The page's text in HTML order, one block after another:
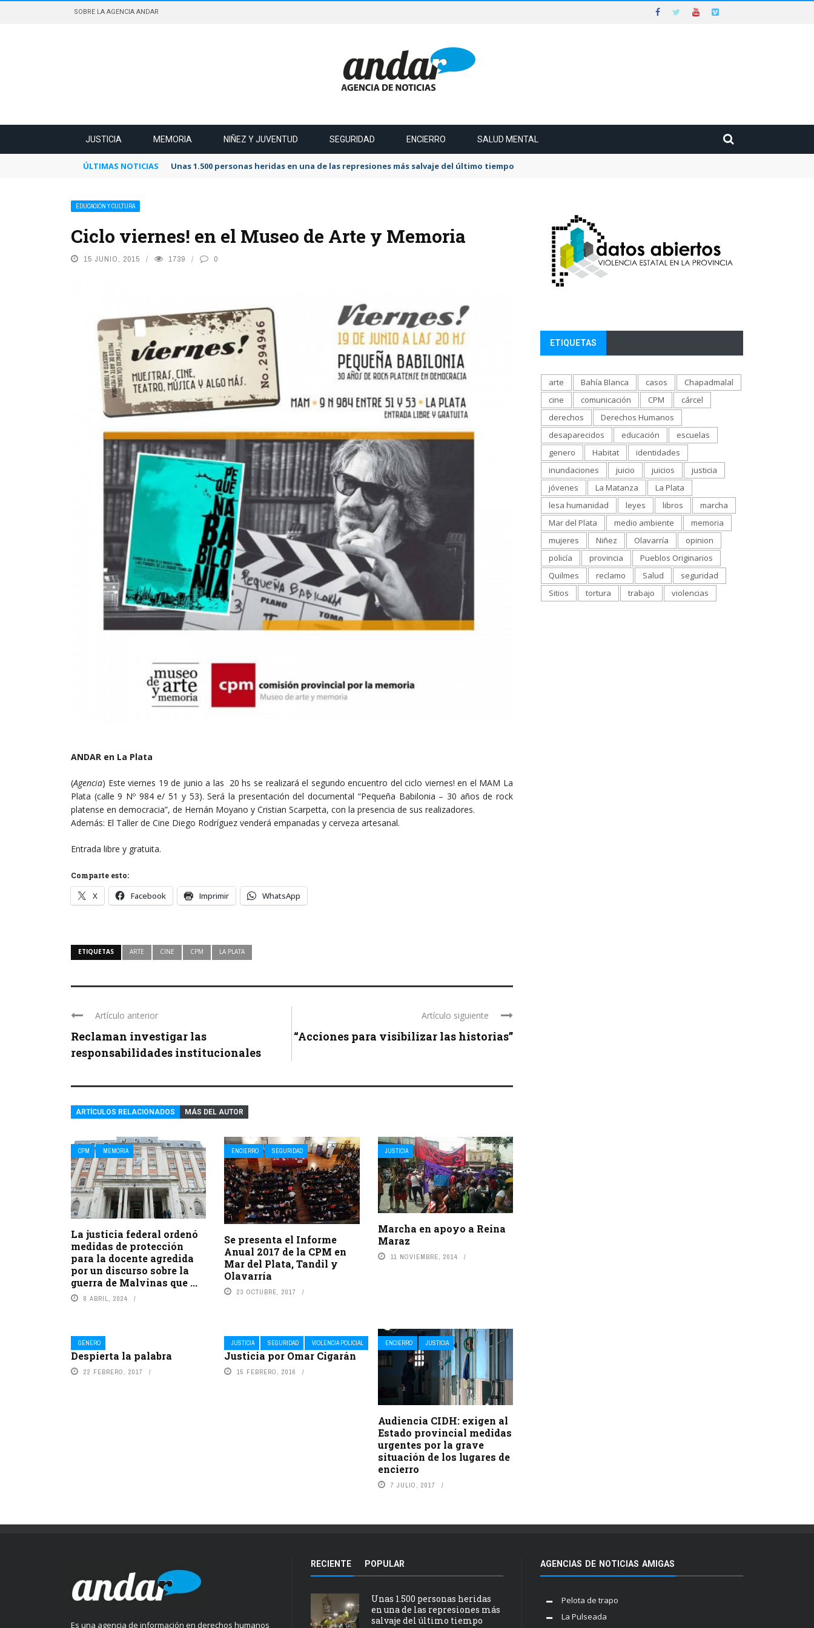
SOBRE LA AGENCIA ANDAR
JUSTICIA MEMORIA NIÑEZ Y JUVENTUD SEGURIDAD ENCIERRO SALUD MENTAL
ÚLTIMAS NOTICIAS Unas 1.500 personas heridas en una de las represiones más salvaje del último tiempo
EDUCACIÓN Y CULTURA
Ciclo viernes! en el Museo de Arte y Memoria
15 JUNIO, 2015 1739 0
ANDAR en La Plata
(Agencia) Este viernes‬ 19 de junio a las 20 hs se realizará el segundo encuentro del ciclo viernes! en el MAM La
Plata (calle 9 Nº 984 e/ 51 y 53). Será la presentación del ‪documental‬ “Pequeña Babilonia – 30 años de ‪‎rock‬
platense en democracia”, de Hernán Moyano y Cristian Scarpetta, con la presencia de sus realizadores.
Además: El Taller de Cine Diego Rodríguez venderá empanadas y cerveza artesanal.
Entrada libre y gratuita.
Comparte esto:
X Facebook Imprimir WhatsApp
ETIQUETAS ARTE CINE CPM LA PLATA
Artículo anterior
Reclaman investigar las
responsabilidades institucionales
Artículo siguiente
“Acciones para visibilizar las historias”
ARTÍCULOS RELACIONADOS MÁS DEL AUTOR
CPM MEMORIA
La justicia federal ordenó
medidas de protección
para la docente agredida
por un discurso sobre la
guerra de Malvinas que ...
8 ABRIL, 2024
ENCIERRO SEGURIDAD
Se presenta el Informe
Anual 2017 de la CPM en
Mar del Plata, Tandil y
Olavarría
23 OCTUBRE, 2017
JUSTICIA
Marcha en apoyo a Reina
Maraz
11 NOVIEMBRE, 2014
GÉNERO
Despierta la palabra
22 FEBRERO, 2017
JUSTICIA SEGURIDAD VIOLENCIA POLICIAL
Justicia por Omar Cigarán
15 FEBRERO, 2016
ENCIERRO JUSTICIA
Audiencia CIDH: exigen al
Estado provincial medidas
urgentes por la grave
situación de los lugares de
encierro
7 JULIO, 2017
ETIQUETAS
arte Bahía Blanca casos
Chapadmalal
cine
comunicación CPM
cárcel
derechos
Derechos Humanos
desaparecidos
educación
escuelas
genero
Habitat
identidades
inundaciones
juicio juicios
justicia
jóvenes
La Matanza
La Plata
lesa humanidad
leyes libros
marcha
Mar del Plata
medio ambiente
memoria
mujeres
Niñez Olavarría
opinion
policía
provincia
Pueblos Originarios
Quilmes
reclamo Salud
seguridad
Sitios
tortura trabajo violencias
Es una agencia de información en derechos humanos
RECIENTE POPULAR
Unas 1.500 personas heridas
en una de las represiones más
salvaje del último tiempo
AGENCIAS DE NOTICIAS AMIGAS
Pelota de trapo
La Pulseada